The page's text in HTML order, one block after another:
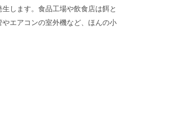
します。食品工場や飲食店は餌と
エアコンの室外機など、ほんの小